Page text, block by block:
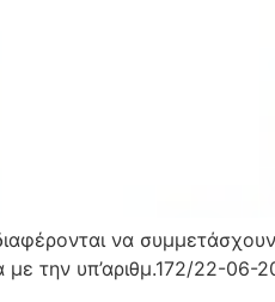
να
την υπ’αριθμ.172/22-